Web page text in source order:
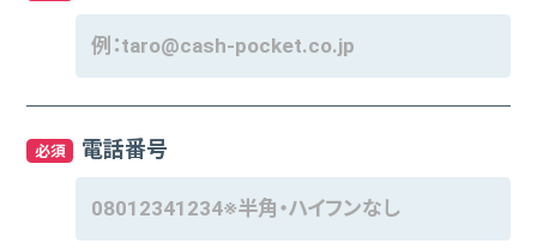
必須 電話番号